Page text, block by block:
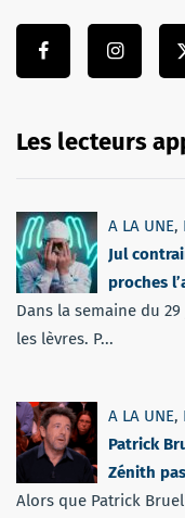
Les lecteurs
A LA UNE,
Jul
proches
Dans la semaine du
les lèvres. P...
A LA UNE,
Patrick
Zénith
Alors que Patrick